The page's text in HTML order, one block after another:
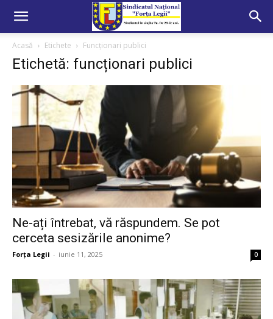
Acasă Etichete Funcționari publici
Etichetă: funcționari publici
Ne-ați întrebat, vă răspundem. Se pot
cerceta sesizările anonime?
Forța Legii - iunie 11, 2025 0